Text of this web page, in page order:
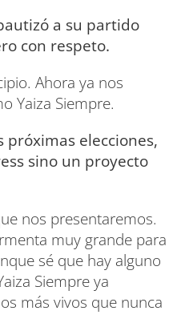
a su partido
con respeto.
Ahora ya nos
Yaiza Siempre.
próximas elecciones,
sino un proyecto
nos presentaremos.
muy grande para
sé que hay alguno
Siempre ya
más vivos que nunca